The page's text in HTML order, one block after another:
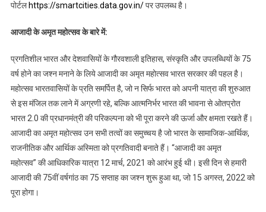
पोर्टल https://smartcities.data.gov.in/पर उपलब्ध है।
आजादी के अमृत महोत्सव के बारे में:
प्रगतिशील भारत और देशवासियों के गौरवशाली इतिहास, संस्कृति और उपलब्धियों के 75
वर्ष होने का जश्न मनाने के लिये आजादी का अमृत महोत्सव भारत सरकार की पहल है।
महोत्सव भारतवासियों के प्रति समर्पित है, जो न सिर्फ भारत को अपनी यात्रा की शुरुआत
से इस मंजिल तक लाने में अग्रणी रहे, बल्कि आत्मनिर्भर भारत की भावना से ओतप्रोत
भारत 2.0 की प्रधानमंत्री की परिकल्पना को भी पूरा करने की ऊर्जा और क्षमता रखते हैं।
आजादी का अमृत महोत्सव उन सभी तत्‍वों का समुच्चय है जो भारत के सामाजिक-आर्थिक,
राजनीतिक और आर्थिक अस्मिता को प्रगतिवादी बनाते हैं। “आजादी का अमृत
महोत्सव” की आधिकारिक यात्रा 12 मार्च, 2021 को आरंभ हुई थी। इसी दिन से हमारी
आजादी की 75वीं वर्षगांठ का 75 सप्ताह का जश्न शुरू हुआ था, जो 15 अगस्त, 2022 को
पूरा होगा।